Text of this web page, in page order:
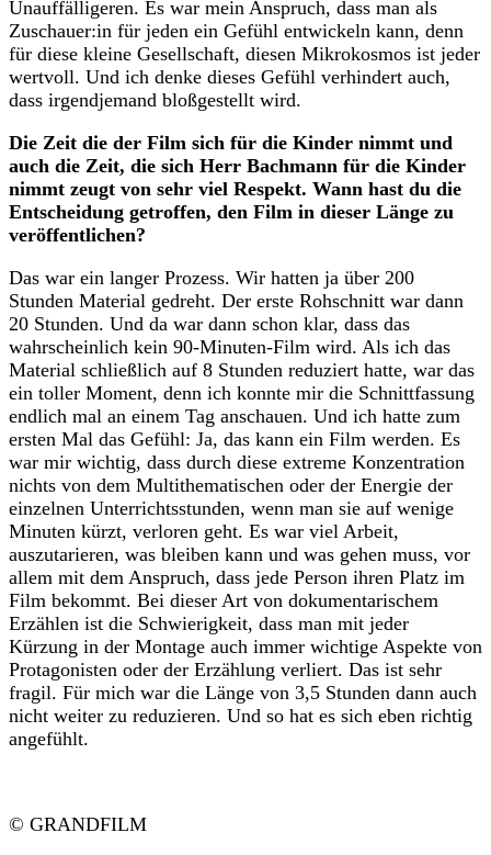
Unauffälligeren. Es war mein Anspruch, dass man als
Zuschauer:in für jeden ein Gefühl entwickeln kann, denn
für diese kleine Gesellschaft, diesen Mikrokosmos ist jeder
wertvoll. Und ich denke dieses Gefühl verhindert auch,
dass irgendjemand bloßgestellt wird.
Die Zeit die der Film sich für die Kinder nimmt und
auch die Zeit, die sich Herr Bachmann für die Kinder
nimmt zeugt von sehr viel Respekt. Wann hast du die
Entscheidung getroffen, den Film in dieser Länge zu
veröffentlichen?
Das war ein langer Prozess. Wir hatten ja über 200
Stunden Material gedreht. Der erste Rohschnitt war dann
20 Stunden. Und da war dann schon klar, dass das
wahrscheinlich kein 90-Minuten-Film wird. Als ich das
Material schließlich auf 8 Stunden reduziert hatte, war das
ein toller Moment, denn ich konnte mir die Schnittfassung
endlich mal an einem Tag anschauen. Und ich hatte zum
ersten Mal das Gefühl: Ja, das kann ein Film werden. Es
war mir wichtig, dass durch diese extreme Konzentration
nichts von dem Multithematischen oder der Energie der
einzelnen Unterrichtsstunden, wenn man sie auf wenige
Minuten kürzt, verloren geht. Es war viel Arbeit,
auszutarieren, was bleiben kann und was gehen muss, vor
allem mit dem Anspruch, dass jede Person ihren Platz im
Film bekommt. Bei dieser Art von dokumentarischem
Erzählen ist die Schwierigkeit, dass man mit jeder
Kürzung in der Montage auch immer wichtige Aspekte von
Protagonisten oder der Erzählung verliert. Das ist sehr
fragil. Für mich war die Länge von 3,5 Stunden dann auch
nicht weiter zu reduzieren. Und so hat es sich eben richtig
angefühlt.
© GRANDFILM